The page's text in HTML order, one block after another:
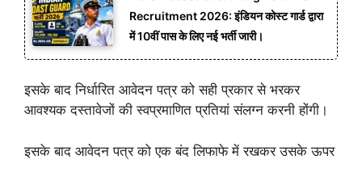
Recruitment 2026: इंडियन कोस्ट गार्ड द्वारा
में 10वीं पास के लिए नई भर्ती जारी।
इसके बाद निर्धारित आवेदन पत्र को सही प्रकार से भरकर
आवश्यक दस्तावेजों की स्वप्रमाणित प्रतियां संलग्न करनी होंगी।
इसके बाद आवेदन पत्र को एक बंद लिफाफे में रखकर उसके ऊपर